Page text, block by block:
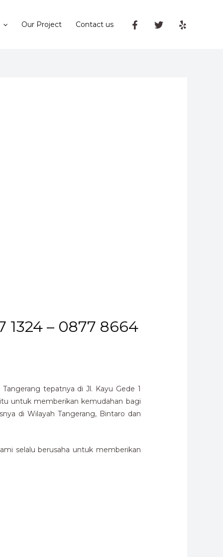
Our Project Contact us
1324 – 0877 8664
tepatnya di Jl. Kayu Gede 1
untuk memberikan kemudahan bagi
di Wilayah Tangerang, Bintaro dan
selalu berusaha untuk memberikan